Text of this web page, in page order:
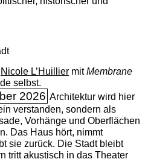
Nicole L’Huilliermit ­Membrane
selbst.
2026 Architektur wird hier
verstanden, sondern als
Vorhänge und Oberflächen
Das Haus hört, nimmt
sie zurück. Die Stadt bleibt
tritt akustisch in das Theater